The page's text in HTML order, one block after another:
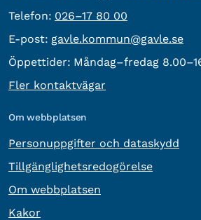
Telefon: Telefon:
026–17 80 00
E-post: E-post:
gavle.kommun@gavle.se
Öppettider: Måndag–fredag
Fler kontaktvägar
Om webbplatsen
Personuppgifter och dataskydd
Tillgänglighetsredogörelse
Om webbplatsen
Kakor